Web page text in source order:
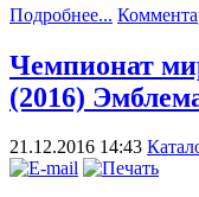
Подробнее...
Чемпионат
(2016)
21.12.2016 14:43